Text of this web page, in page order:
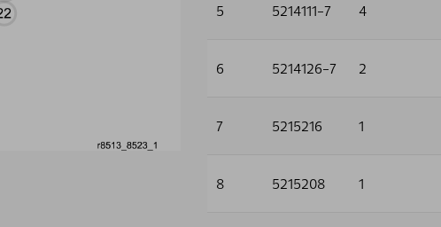
5 5214111-7 4
6 5214126-7 2
7 5215216 1
8 5215208 1